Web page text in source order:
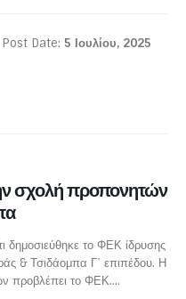
Post Date: 5 Ιουλίου, 2025
σχολή προπονητών
δημοσιεύθηκε το ΦΕΚ ίδρυσης
& Τσιδάομπα Γ΄ επιπέδου. Η
προβλέπει το ΦΕΚ....